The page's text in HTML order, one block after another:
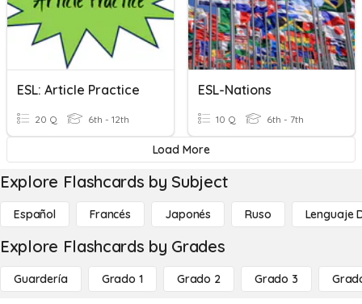
ESL: Article Practice
20 Q 6th - 12th
ESL-Nations
10 Q 6th - 7th
Load More
Explore Flashcards by Subject
Español Francés Japonés Ruso Lenguaje
Explore Flashcards by Grades
Guardería Grado 1 Grado 2 Grado 3